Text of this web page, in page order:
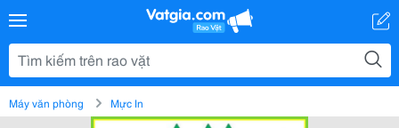
Máy văn phòng Mực In